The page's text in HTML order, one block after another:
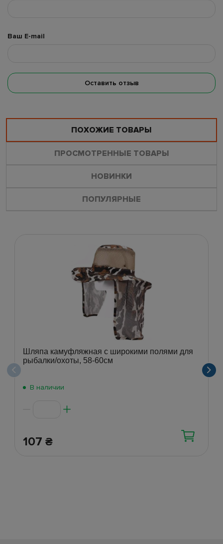
Ваш E-mail
Оставить отзыв
ПОХОЖИЕ ТОВАРЫ
ПРОСМОТРЕННЫЕ ТОВАРЫ
НОВИНКИ
ПОПУЛЯРНЫЕ
Шляпа камуфляжная с широкими полями для
рыбалки/охоты, 58-60см
В наличии
107 ₴